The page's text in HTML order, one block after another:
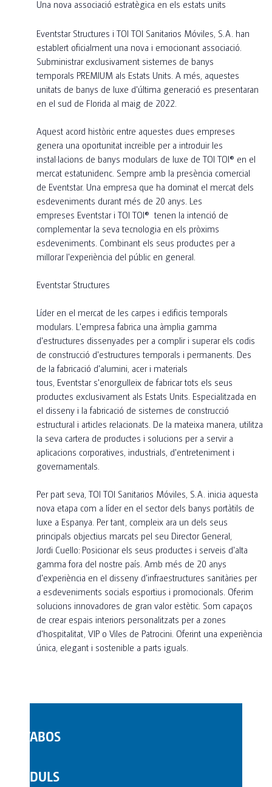
Una nova associació estratègica en els estats units
Eventstar Structures i TOI TOI Sanitarios Móviles, S.A. han
establert oficialment una nova i emocionant associació.
Subministrar exclusivament sistemes de banys
temporals PREMIUM als Estats Units. A més, aquestes
unitats de banys de luxe d'última generació es presentaran
en el sud de Florida al maig de 2022.
Aquest acord històric entre aquestes dues empreses
genera una oportunitat increïble per a introduir les
instal·lacions de banys modulars de luxe de TOI TOI® en el
mercat estatunidenc. Sempre amb la presència comercial
de Eventstar. Una empresa que ha dominat el mercat dels
esdeveniments durant més de 20 anys. Les
empreses Eventstar i TOI TOI® tenen la intenció de
complementar la seva tecnologia en els pròxims
esdeveniments. Combinant els seus productes per a
millorar l'experiència del públic en general.
Eventstar Structures
Líder en el mercat de les carpes i edificis temporals
modulars. L'empresa fabrica una àmplia gamma
d'estructures dissenyades per a complir i superar els codis
de construcció d'estructures temporals i permanents. Des
de la fabricació d'alumini, acer i materials
tous, Eventstar s'enorgulleix de fabricar tots els seus
productes exclusivament als Estats Units. Especialitzada en
el disseny i la fabricació de sistemes de construcció
estructural i articles relacionats. De la mateixa manera, utilitza
la seva cartera de productes i solucions per a servir a
aplicacions corporatives, industrials, d'entreteniment i
governamentals.
Per part seva, TOI TOI Sanitarios Móviles, S.A. inicia aquesta
nova etapa com a líder en el sector dels banys portàtils de
luxe a Espanya. Per tant, compleix ara un dels seus
principals objectius marcats pel seu Director General,
Jordi Cuello: Posicionar els seus productes i serveis d'alta
gamma fora del nostre país. Amb més de 20 anys
d'experiència en el disseny d'infraestructures sanitàries per
a esdeveniments socials esportius i promocionals. Oferim
solucions innovadores de gran valor estètic. Som capaços
de crear espais interiors personalitzats per a zones
d'hospitalitat, VIP o Viles de Patrocini. Oferint una experiència
única, elegant i sostenible a parts iguals.
LAVABOS
MÒDULS